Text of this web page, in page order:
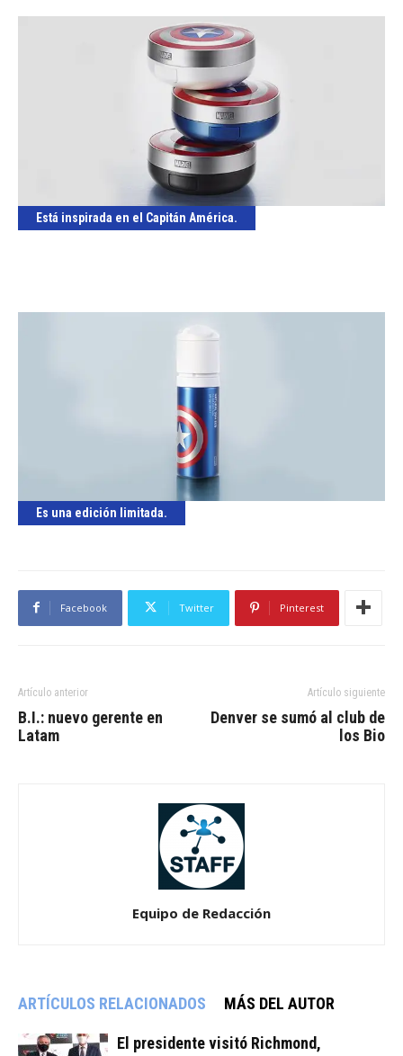
Está inspirada en el Capitán América.
Es una edición limitada.
Facebook Twitter Pinterest
Artículo anterior
B.I.: nuevo gerente en
Latam
Artículo siguiente
Denver se sumó al club de
los Bio
Equipo de Redacción
ARTÍCULOS RELACIONADOS MÁS DEL AUTOR
El presidente visitó Richmond,